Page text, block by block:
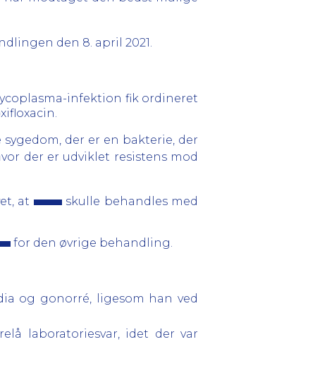
den 8. april 2021.
infektion fik ordineret
der er en bakterie, der
der er udviklet resistens mod
at
skulle behandles med
for den øvrige behandling.
og gonorré, ligesom han ved
laboratoriesvar, idet der var